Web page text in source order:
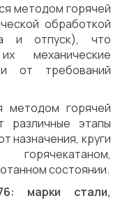
методом горячей
обработкой
и отпуск), что
механические
от требований
методом горячей
различные этапы
назначения, круги
состоянии.
марки стали,